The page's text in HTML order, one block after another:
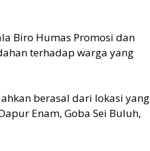
Biro Humas Promosi dan
terhadap warga yang
berasal dari lokasi yang
Enam, Goba Sei Buluh,